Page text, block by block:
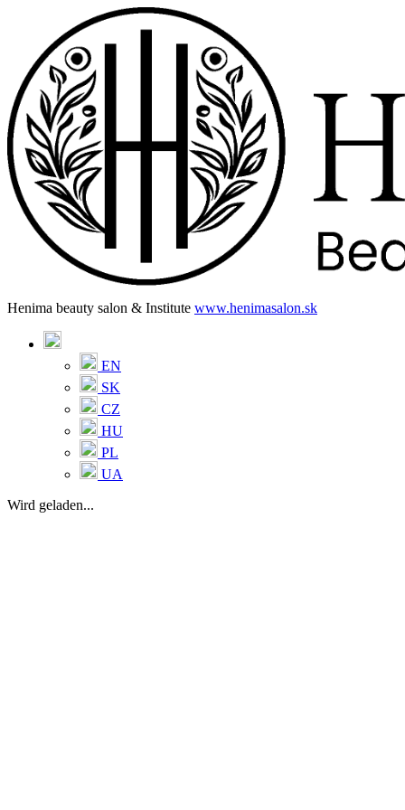
Henima beauty salon & Institute www.henimasalon.sk
EN
SK
CZ
HU
PL
UA
Wird geladen...